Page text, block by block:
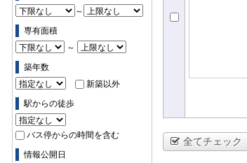
～
専有面積
～
築年数
新築以外
駅からの徒歩
バス停からの時間を含む
情報公開日
全てチェック